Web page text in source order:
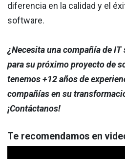
diferencia en la calidad y el
software.
¿Necesita una compañía de
para su próximo proyecto de
tenemos +12 años de
compañías en su
¡Contáctanos!
Te recomendamos en